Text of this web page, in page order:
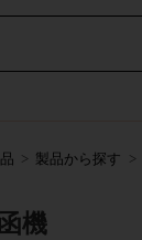
製品から探す
機